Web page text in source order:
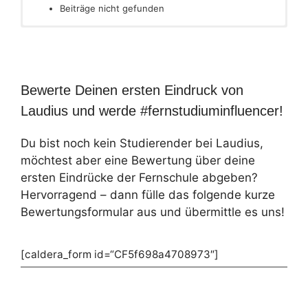
Beiträge nicht gefunden
Bewerte Deinen ersten Eindruck von
Laudius und werde #fernstudiuminfluencer!
Du bist noch kein Studierender bei Laudius,
möchtest aber eine Bewertung über deine
ersten Eindrücke der Fernschule abgeben?
Hervorragend – dann fülle das folgende kurze
Bewertungsformular aus und übermittle es uns!
[caldera_form id=“CF5f698a4708973″]